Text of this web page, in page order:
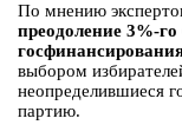
По мнению
преодоление 3%-
выбором
неопределившиеся
партию.